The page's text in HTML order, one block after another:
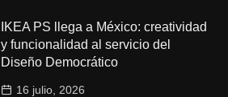
IKEA PS llega a México: creatividad
y funcionalidad al servicio del
Diseño Democrático
16 julio, 2026